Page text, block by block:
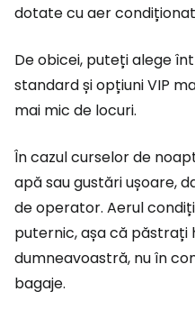
dotate cu aer
De obicei, puteți alege
standard și opțiuni VIP
mai mic de locuri.
În cazul curselor de
apă sau gustări ușoare,
de operator. Aerul
puternic, așa că păstrați
dumneavoastră, nu în
bagaje.